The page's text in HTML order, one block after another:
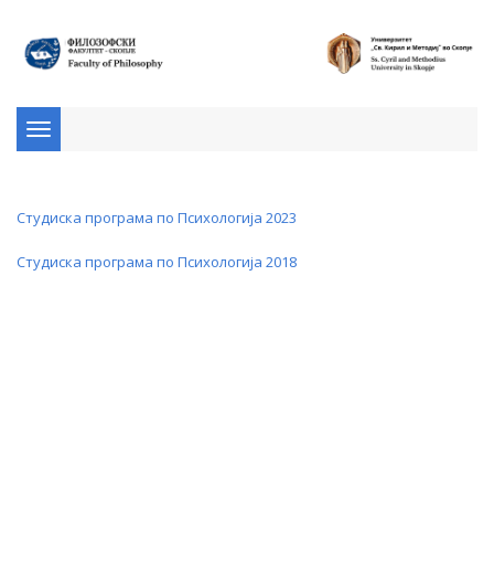
Toggle
navigation
Студиска програма по Психологија 2023
Студиска програма по Психологија 2018